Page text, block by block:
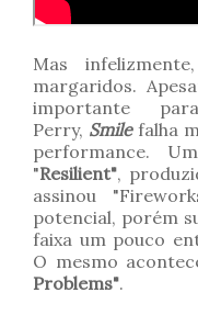
Mas
margaridos.
importante
Perry, Smilefalha
performance.
"Resilient",
assinou
potencial, porém
faixa um pouco
O mesmo
Problems".